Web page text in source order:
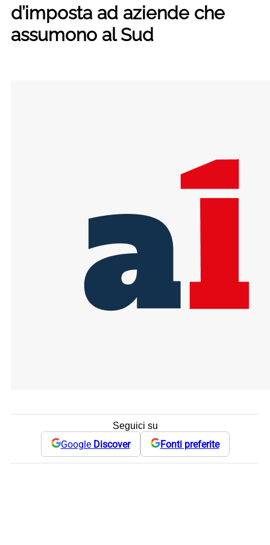
d’imposta ad aziende che
assumono al Sud
Seguici su
Google Discover Fonti preferite